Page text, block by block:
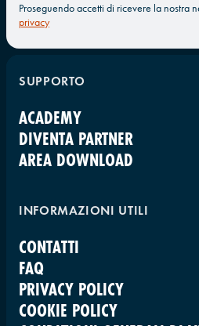
Proseguendo accetti di ricevere la nostra
privacy
SUPPORTO
ACADEMY
DIVENTA PARTNER
AREA DOWNLOAD
INFORMAZIONI UTILI
CONTATTI
FAQ
PRIVACY POLICY
COOKIE POLICY